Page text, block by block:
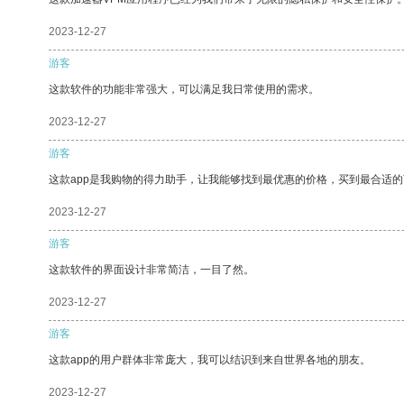
2023-12-27
游客
这款软件的功能非常强大，可以满足我日常使用的需求。
2023-12-27
游客
这款app是我购物的得力助手，让我能够找到最优惠的价格，买到最合适
2023-12-27
游客
这款软件的界面设计非常简洁，一目了然。
2023-12-27
游客
这款app的用户群体非常庞大，我可以结识到来自世界各地的朋友。
2023-12-27